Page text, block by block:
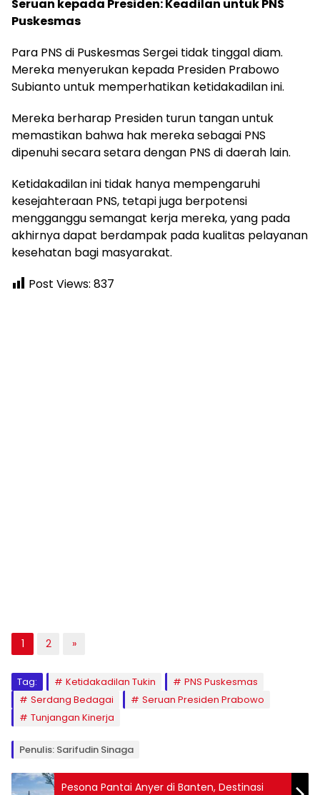
Seruan kepada Presiden: Keadilan untuk PNS
Puskesmas
Para PNS di Puskesmas Sergei tidak tinggal diam.
Mereka menyerukan kepada Presiden Prabowo
Subianto untuk memperhatikan ketidakadilan ini.
Mereka berharap Presiden turun tangan untuk
memastikan bahwa hak mereka sebagai PNS
dipenuhi secara setara dengan PNS di daerah lain.
Ketidakadilan ini tidak hanya mempengaruhi
kesejahteraan PNS, tetapi juga berpotensi
mengganggu semangat kerja mereka, yang pada
akhirnya dapat berdampak pada kualitas pelayanan
kesehatan bagi masyarakat.
Post Views: 837
1 2 »
Tag: Ketidakadilan Tukin
PNS Puskesmas
Serdang Bedagai
Seruan Presiden Prabowo
Tunjangan Kinerja
Penulis: Sarifudin Sinaga
Pesona Pantai Anyer di Banten, Destinasi